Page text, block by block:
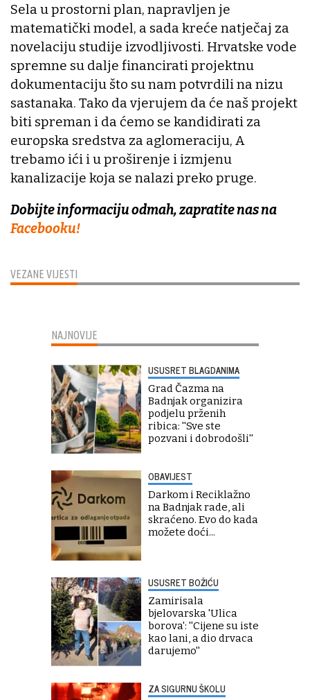
VEZANE VIJESTI
Sela u prostorni plan, napravljen je
matematički model, a sada kreće natječaj za
novelaciju studije izvodljivosti. Hrvatske vode
spremne su dalje financirati projektnu
dokumentaciju što su nam potvrdili na nizu
sastanaka. Tako da vjerujem da će naš projekt
biti spreman i da ćemo se kandidirati za
europska sredstva za aglomeraciju, A
trebamo ići i u proširenje i izmjenu
kanalizacije koja se nalazi preko pruge.
Dobijte informaciju odmah, zapratite nas na
Facebooku!
NAJNOVIJE
USUSRET BLAGDANIMA
Grad Čazma na
Badnjak organizira
podjelu prženih
ribica: ''Sve ste
pozvani i dobrodošli''
OBAVIJEST
Darkom i Reciklažno
na Badnjak rade, ali
skraćeno. Evo do kada
možete doći...
USUSRET BOŽIĆU
Zamirisala
bjelovarska 'Ulica
borova': ''Cijene su iste
kao lani, a dio drvaca
darujemo''
ZA SIGURNU ŠKOLU